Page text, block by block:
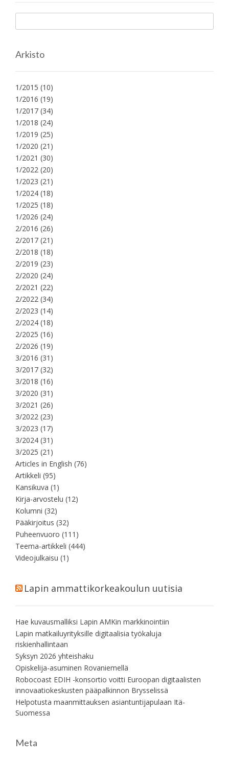
Arkisto
1/2015 (10)
1/2016 (19)
1/2017 (34)
1/2018 (24)
1/2019 (25)
1/2020 (21)
1/2021 (30)
1/2022 (20)
1/2023 (21)
1/2024 (18)
1/2025 (18)
1/2026 (24)
2/2016 (26)
2/2017 (21)
2/2018 (18)
2/2019 (23)
2/2020 (24)
2/2021 (22)
2/2022 (34)
2/2023 (14)
2/2024 (18)
2/2025 (16)
2/2026 (19)
3/2016 (31)
3/2017 (32)
3/2018 (16)
3/2020 (31)
3/2021 (26)
3/2022 (23)
3/2023 (17)
3/2024 (31)
3/2025 (21)
Articles in English (76)
Artikkeli (95)
Kansikuva (1)
Kirja-arvostelu (12)
Kolumni (32)
Pääkirjoitus (32)
Puheenvuoro (111)
Teema-artikkeli (444)
Videojulkaisu (1)
Lapin ammattikorkeakoulun uutisia
Hae kuvausmalliksi Lapin AMKin markkinointiin
Lapin matkailuyrityksille digitaalisia työkaluja
riskienhallintaan
Syksyn 2026 yhteishaku
Opiskelija-asuminen Rovaniemellä
Robocoast EDIH -konsortio voitti Euroopan digitaalisten
innovaatiokeskusten pääpalkinnon Brysselissä
Helpotusta maanmittauksen asiantuntijapulaan Itä-
Suomessa
Meta